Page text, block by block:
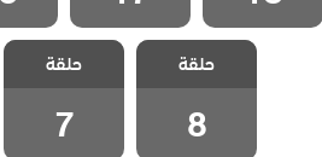
مسلسل لا تترك
يدي مدبلج
الحلقة 8
حلقة
8
مسلسل لا تترك
يدي مدبلج
الحلقة 7
حلقة
7